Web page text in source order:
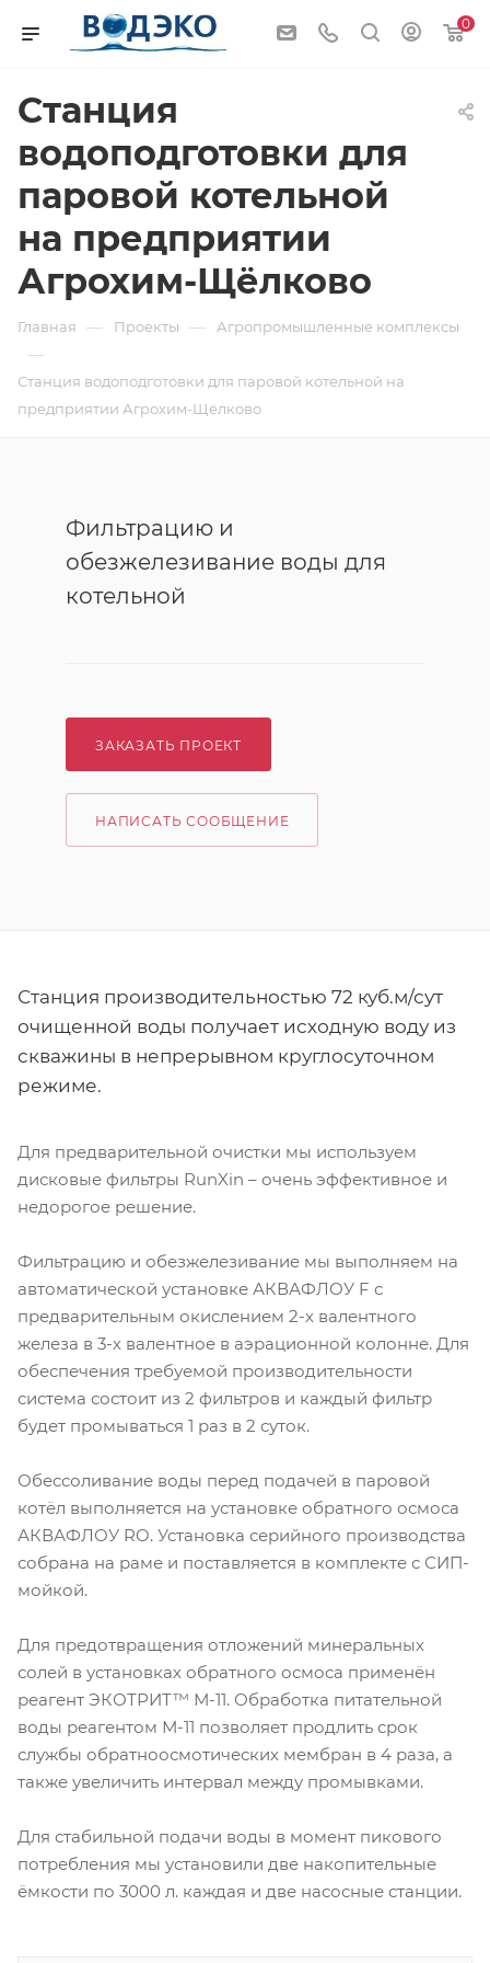
0
Станция
водоподготовки для
паровой котельной
на предприятии
Агрохим-Щёлково
Главная — Проекты — Агропромышленные комплексы
—
Станция водоподготовки для паровой котельной на
предприятии Агрохим-Щёлково
Фильтрацию и
обезжелезивание воды для
котельной
ЗАКАЗАТЬ ПРОЕКТ
НАПИСАТЬ СООБЩЕНИЕ
Станция производительностью 72 куб.м/сут
очищенной воды получает исходную воду из
скважины в непрерывном круглосуточном
режиме.
Для предварительной очистки мы используем
дисковые фильтры RunXin – очень эффективное и
недорогое решение.
Фильтрацию и обезжелезивание мы выполняем на
автоматической установке АКВАФЛОУ F с
предварительным окислением 2-х валентного
железа в 3-х валентное в аэрационной колонне. Для
обеспечения требуемой производительности
система состоит из 2 фильтров и каждый фильтр
будет промываться 1 раз в 2 суток.
Обессоливание воды перед подачей в паровой
котёл выполняется на установке обратного осмоса
АКВАФЛОУ RO. Установка серийного производства
собрана на раме и поставляется в комплекте с СИП-
мойкой.
Для предотвращения отложений минеральных
солей в установках обратного осмоса применён
реагент ЭКОТРИТ™ М-11. Обработка питательной
воды реагентом М-11 позволяет продлить срок
службы обратноосмотических мембран в 4 раза, а
также увеличить интервал между промывками.
Для стабильной подачи воды в момент пикового
потребления мы установили две накопительные
ёмкости по 3000 л. каждая и две насосные станции.